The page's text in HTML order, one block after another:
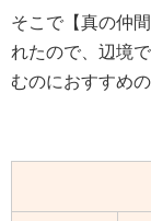
そこで【真の仲
れたので、辺境
むのにおすすめ